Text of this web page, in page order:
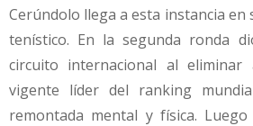
Cerúndolo llega a esta instancia en
tenístico. En la segunda ronda
circuito internacional al eliminar
vigente líder del ranking
remontada mental y física.